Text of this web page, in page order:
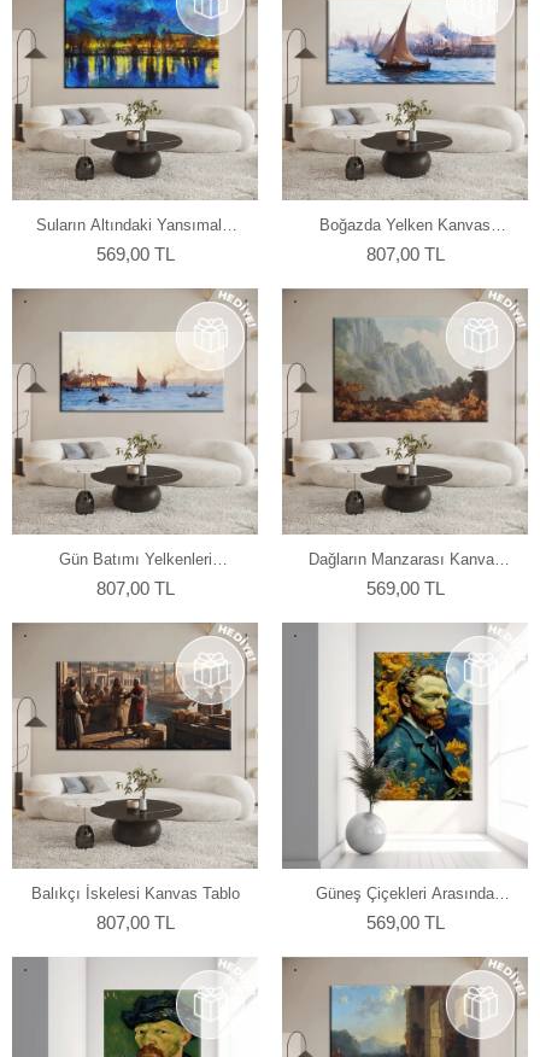
Suların Altındaki Yansımalar
Kanvas Tablo
569,00 TL
Boğazda Yelken Kanvas
Tablo
807,00 TL
Gün Batımı Yelkenleri
Kanvas Tablo
807,00 TL
Dağların Manzarası Kanvas
Tablo
569,00 TL
Balıkçı İskelesi Kanvas Tablo
807,00 TL
Güneş Çiçekleri Arasında
Kanvas Tablo
569,00 TL